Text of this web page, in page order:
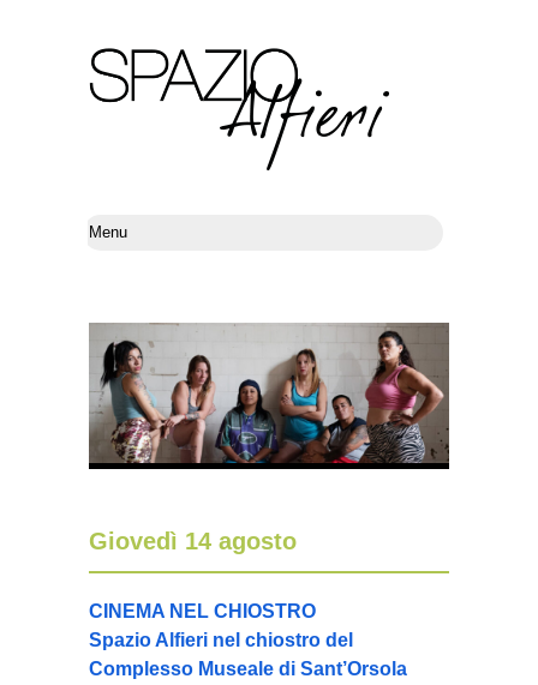
Giovedì 14 agosto
CINEMA NEL CHIOSTRO
Spazio Alfieri nel chiostro del
Complesso Museale di Sant’Orsola